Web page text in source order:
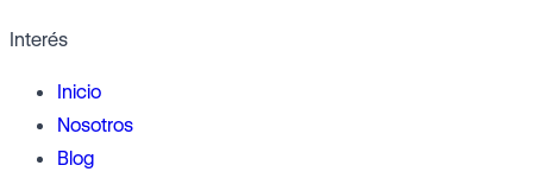
Interés
Inicio
Nosotros
Blog